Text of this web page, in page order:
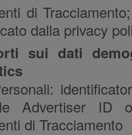
di
dalla privacy
sui dati
Advertiser ID
di Tracciamento